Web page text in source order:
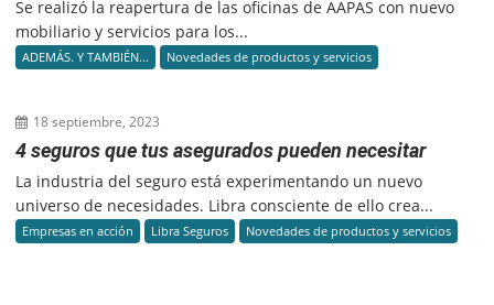
Se realizó la reapertura de las oficinas de AAPAS con nuevo
mobiliario y servicios para los...
ADEMÁS. Y TAMBIÉN... Novedades de productos y servicios
18 septiembre, 2023
4 seguros que tus asegurados pueden necesitar
La industria del seguro está experimentando un nuevo
universo de necesidades. Libra consciente de ello crea...
Empresas en acción Libra Seguros Novedades de productos y servicios